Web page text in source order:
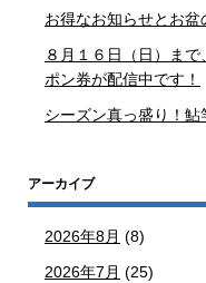
お得なお知らせとお盆
８月１６日（日）ま
ポン券が配信中です！
シーズン真っ盛り！鮎
アーカイブ
2026年8月 (8)
2026年7月 (25)